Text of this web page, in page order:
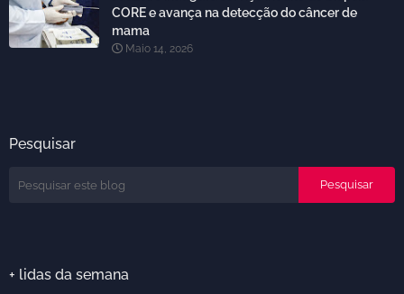
CORE e avança na detecção do câncer de
mama
Maio 14, 2026
Pesquisar
+ lidas da semana